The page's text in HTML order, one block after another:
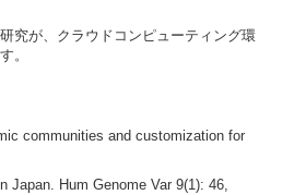
究が、クラウドコンピューティング環
。
communities and customization for
Japan. Hum Genome Var 9(1): 46,